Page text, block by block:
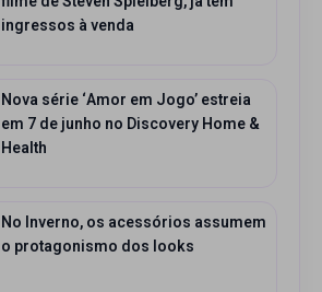
ingressos à venda
Nova série ‘Amor em Jogo’ estreia
em 7 de junho no Discovery Home &
Health
No Inverno, os acessórios assumem
o protagonismo dos looks